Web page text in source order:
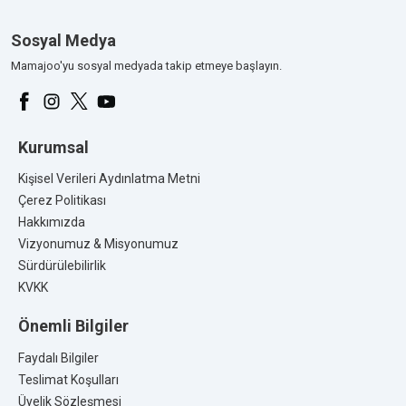
Kalite Belgeleri:
Sosyal Medya
Mamajoo'yu sosyal medyada takip etmeye başlayın.
Kurumsal
Kişisel Verileri Aydınlatma Metni
Çerez Politikası
Hakkımızda
Vizyonumuz & Misyonumuz
Sürdürülebilirlik
KVKK
Önemli Bilgiler
Faydalı Bilgiler
Teslimat Koşulları
Üyelik Sözleşmesi